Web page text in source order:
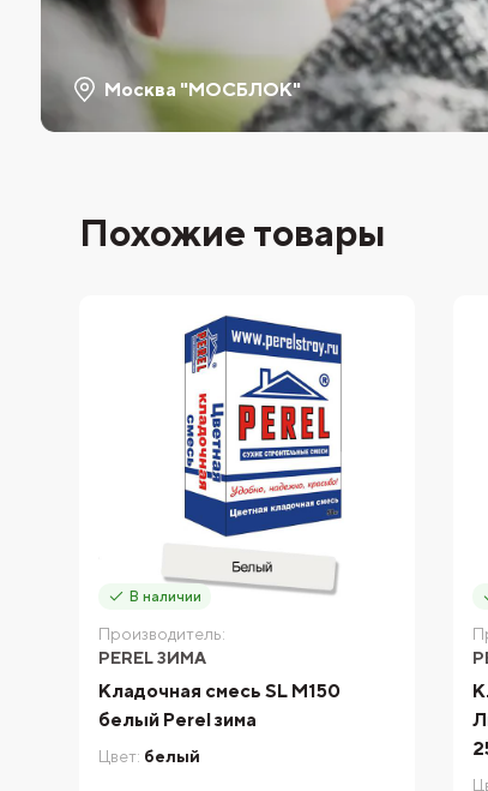
Москва "МОСБЛОК"
Похожие товары
В наличии
Производитель:
PEREL ЗИМА
Кладочная смесь SL М150
белый Perel зима
Цвет: белый